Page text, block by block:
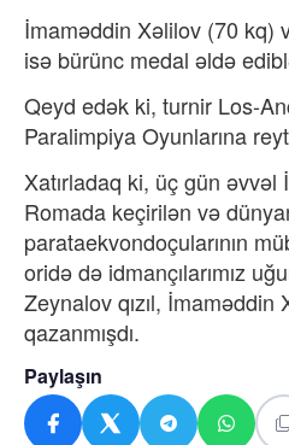
İmaməddin Xəlilov (70 kq)
isə bürünc medal əldə
Qeyd edək ki, turnir Los-
Paralimpiya Oyunlarına
Xatırladaq ki, üç gün əvvəl
Romada keçirilən və
parataekvondoçularının
oridə də idmançılarımız
Zeynalov qızıl,
qazanmışdı.
Paylaşın